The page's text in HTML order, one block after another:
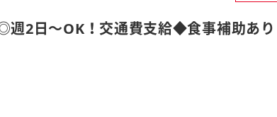
2日～OK！交通費支給◆食事補助あり